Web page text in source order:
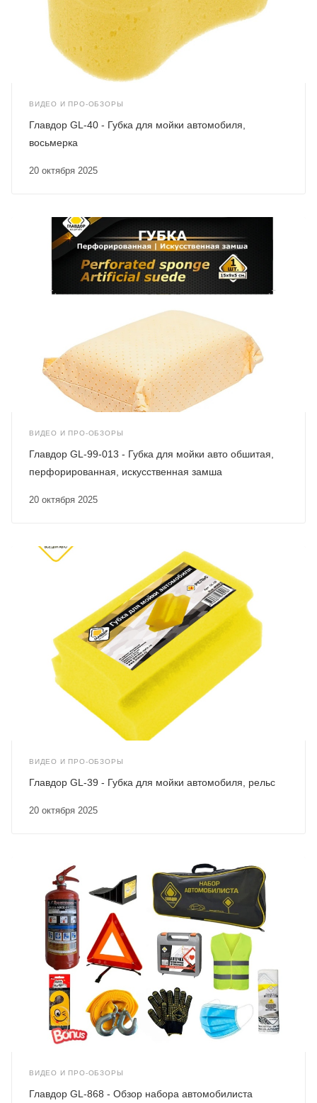
ВИДЕО И ПРО-ОБЗОРЫ
20 октября 2025
Главдор GL-40 - Губка для мойки автомобиля,
восьмерка
ВИДЕО И ПРО-ОБЗОРЫ
20 октября 2025
Главдор GL-99-013 - Губка для мойки авто обшитая,
перфорированная, искусственная замша
ВИДЕО И ПРО-ОБЗОРЫ
20 октября 2025
Главдор GL-39 - Губка для мойки автомобиля, рельс
ВИДЕО И ПРО-ОБЗОРЫ
Главдор GL-868 - Обзор набора автомобилиста